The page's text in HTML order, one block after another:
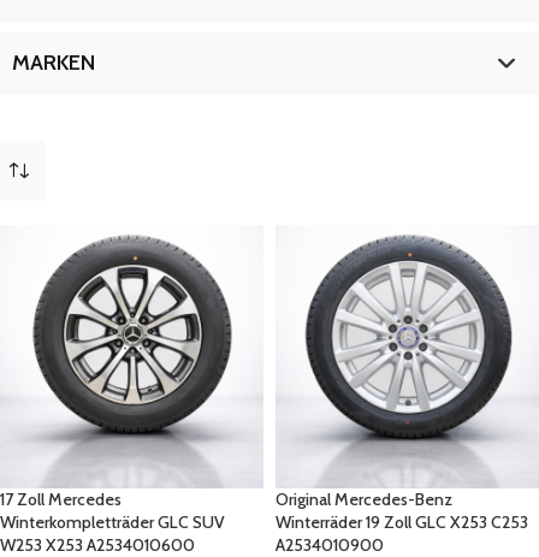
ORIGINAL
MARKEN
17 Zoll Mercedes
Winterkompletträder GLC SUV
W253 X253 A2534010600
Original Mercedes-Benz
Winterräder 19 Zoll GLC X253 C253
A2534010900